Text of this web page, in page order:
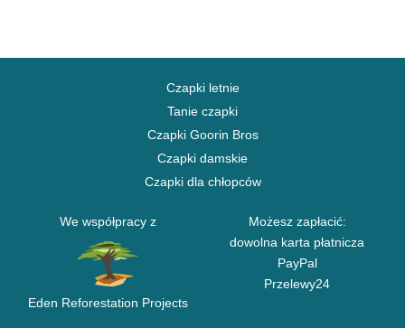
Czapki letnie
Tanie czapki
Czapki Goorin Bros
Czapki damskie
Czapki dla chłopców
We współpracy z
Eden Reforestation Projects
Możesz zapłacić:
dowolna karta płatnicza
PayPal
Przelewy24